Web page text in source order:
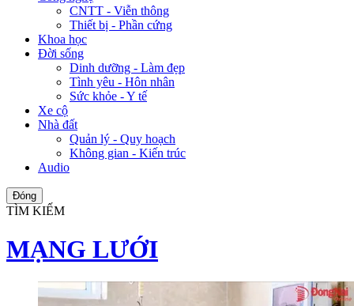
CNTT - Viễn thông
Thiết bị - Phần cứng
Khoa học
Đời sống
Dinh dưỡng - Làm đẹp
Tình yêu - Hôn nhân
Sức khỏe - Y tế
Xe cộ
Nhà đất
Quản lý - Quy hoạch
Không gian - Kiến trúc
Audio
Đóng
TÌM KIẾM
MẠNG LƯỚI